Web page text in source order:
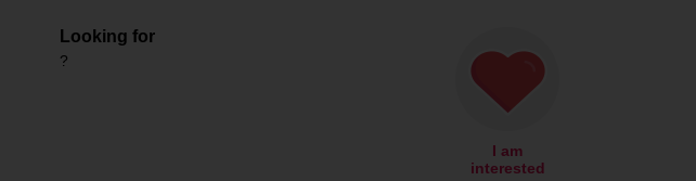
Looking for
?
I am
interested